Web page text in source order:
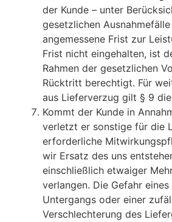
der Kunde – unter
gesetzlichen Ausnahmefälle
angemessene Frist zur
Frist nicht eingehalten, ist
Rahmen der gesetzlichen
Rücktritt berechtigt. Für
aus Lieferverzug gilt § 9
Kommt der Kunde in
verletzt er sonstige für die
erforderliche
wir Ersatz des uns
einschließlich etwaiger
verlangen. Die Gefahr
Untergangs oder einer
Verschlechterung des